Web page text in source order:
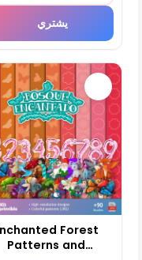
يشتري
Forest
Patterns and